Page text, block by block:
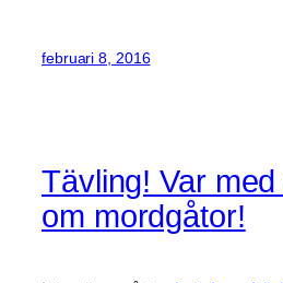
februari 8, 2016
Tävling! Var
om mordgåtor!